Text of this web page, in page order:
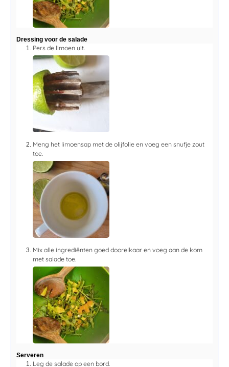
Dressing voor de salade
Pers de limoen uit.
Meng het limoensap met de olijfolie en voeg een snufje zout
toe.
Mix alle ingrediënten goed doorelkaar en voeg aan de kom
met salade toe.
Serveren
Leg de salade op een bord.